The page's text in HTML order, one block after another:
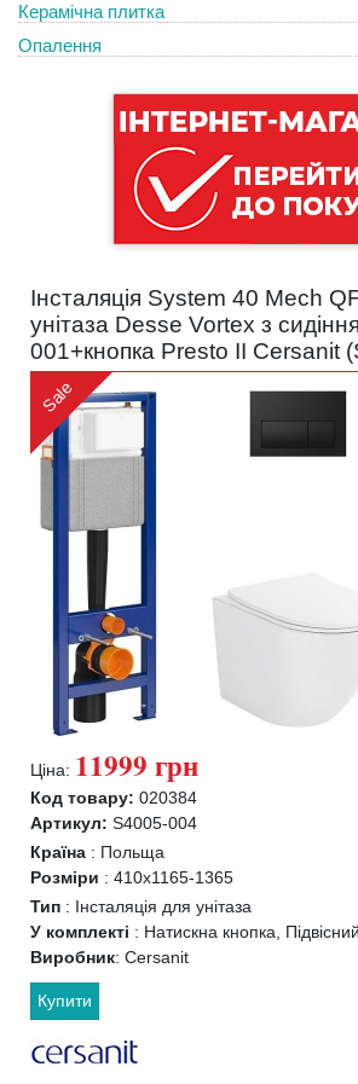
Керамічна плитка
Опалення
Інсталяція System 40 Mech
унітаза Desse Vortex з
001+кнопка Presto II Cersanit (
Sale
Ціна: 11999 грн
Код товару: 020384
Артикул: S4005-004
Країна : Польща
Розміри : 410x1165-1365
Тип : Інсталяція для унітаза
У комплекті : Натискна кнопка,
Виробник: Cersanit
Купити